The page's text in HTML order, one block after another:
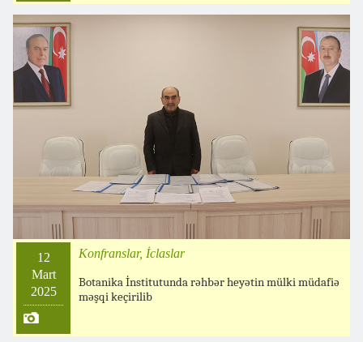
12
Mart
2025
Konfranslar, İclaslar
Botanika İnstitutunda rəhbər heyətin mülki müdafiə
məşqi keçirilib